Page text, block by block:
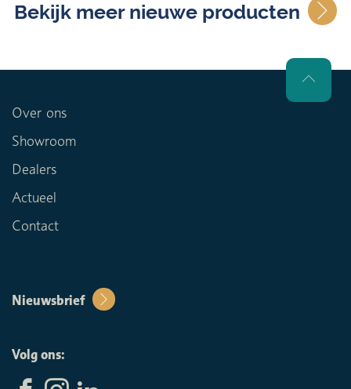
Bekijk meer nieuwe producten
Over ons
Showroom
Dealers
Actueel
Contact
Nieuwsbrief
Volg ons: